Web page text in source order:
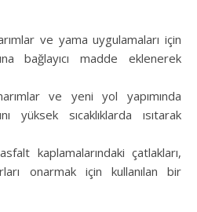
ve yama uygulamaları için
bağlayıcı madde eklenerek
ve yeni yol yapımında
yüksek sıcaklıklarda ısıtarak
kaplamalarındaki çatlakları,
onarmak için kullanılan bir